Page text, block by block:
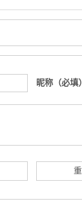
昵称（必填）